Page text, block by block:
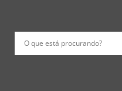
O que está procurando?